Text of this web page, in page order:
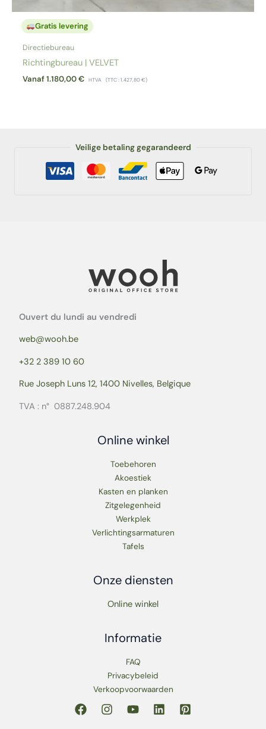
Gratis levering
Directiebureau
Richtingbureau | VELVET
Vanaf1.180,00€ HTVA (TTC :1.427,80€)
Veilige betaling gegarandeerd
Ouvert du lundi au vendredi
web@wooh.be
+32 2 389 10 60
Rue Joseph Luns 12, 1400 Nivelles, Belgique
TVA : n° 0887.248.904
Online winkel
Toebehoren
Akoestiek
Kasten en planken
Zitgelegenheid
Werkplek
Verlichtingsarmaturen
Tafels
Onze diensten
Online winkel
Informatie
FAQ
Privacybeleid
Verkoopvoorwaarden